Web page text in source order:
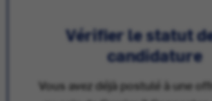
Vérifier le statut
candidature
Vous avez déjà postulé à une